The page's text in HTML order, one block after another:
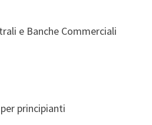
e Banche Commerciali
principianti